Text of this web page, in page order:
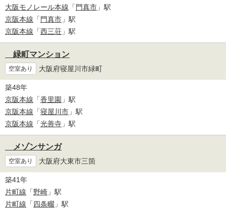
大阪モノレール本線 「 門真市 」駅
京阪本線 「 門真市 」駅
京阪本線 「西三荘 」駅
緑町マンション
空室あり 大阪府寝屋川市緑町
築48年
京阪本線 「香里園 」駅
京阪本線 「寝屋川市 」駅
京阪本線 「光善寺 」駅
メゾンサンガ
空室あり 大阪府大東市三箇
築41年
片町線 「野崎 」駅
片町線 「四条畷 」駅